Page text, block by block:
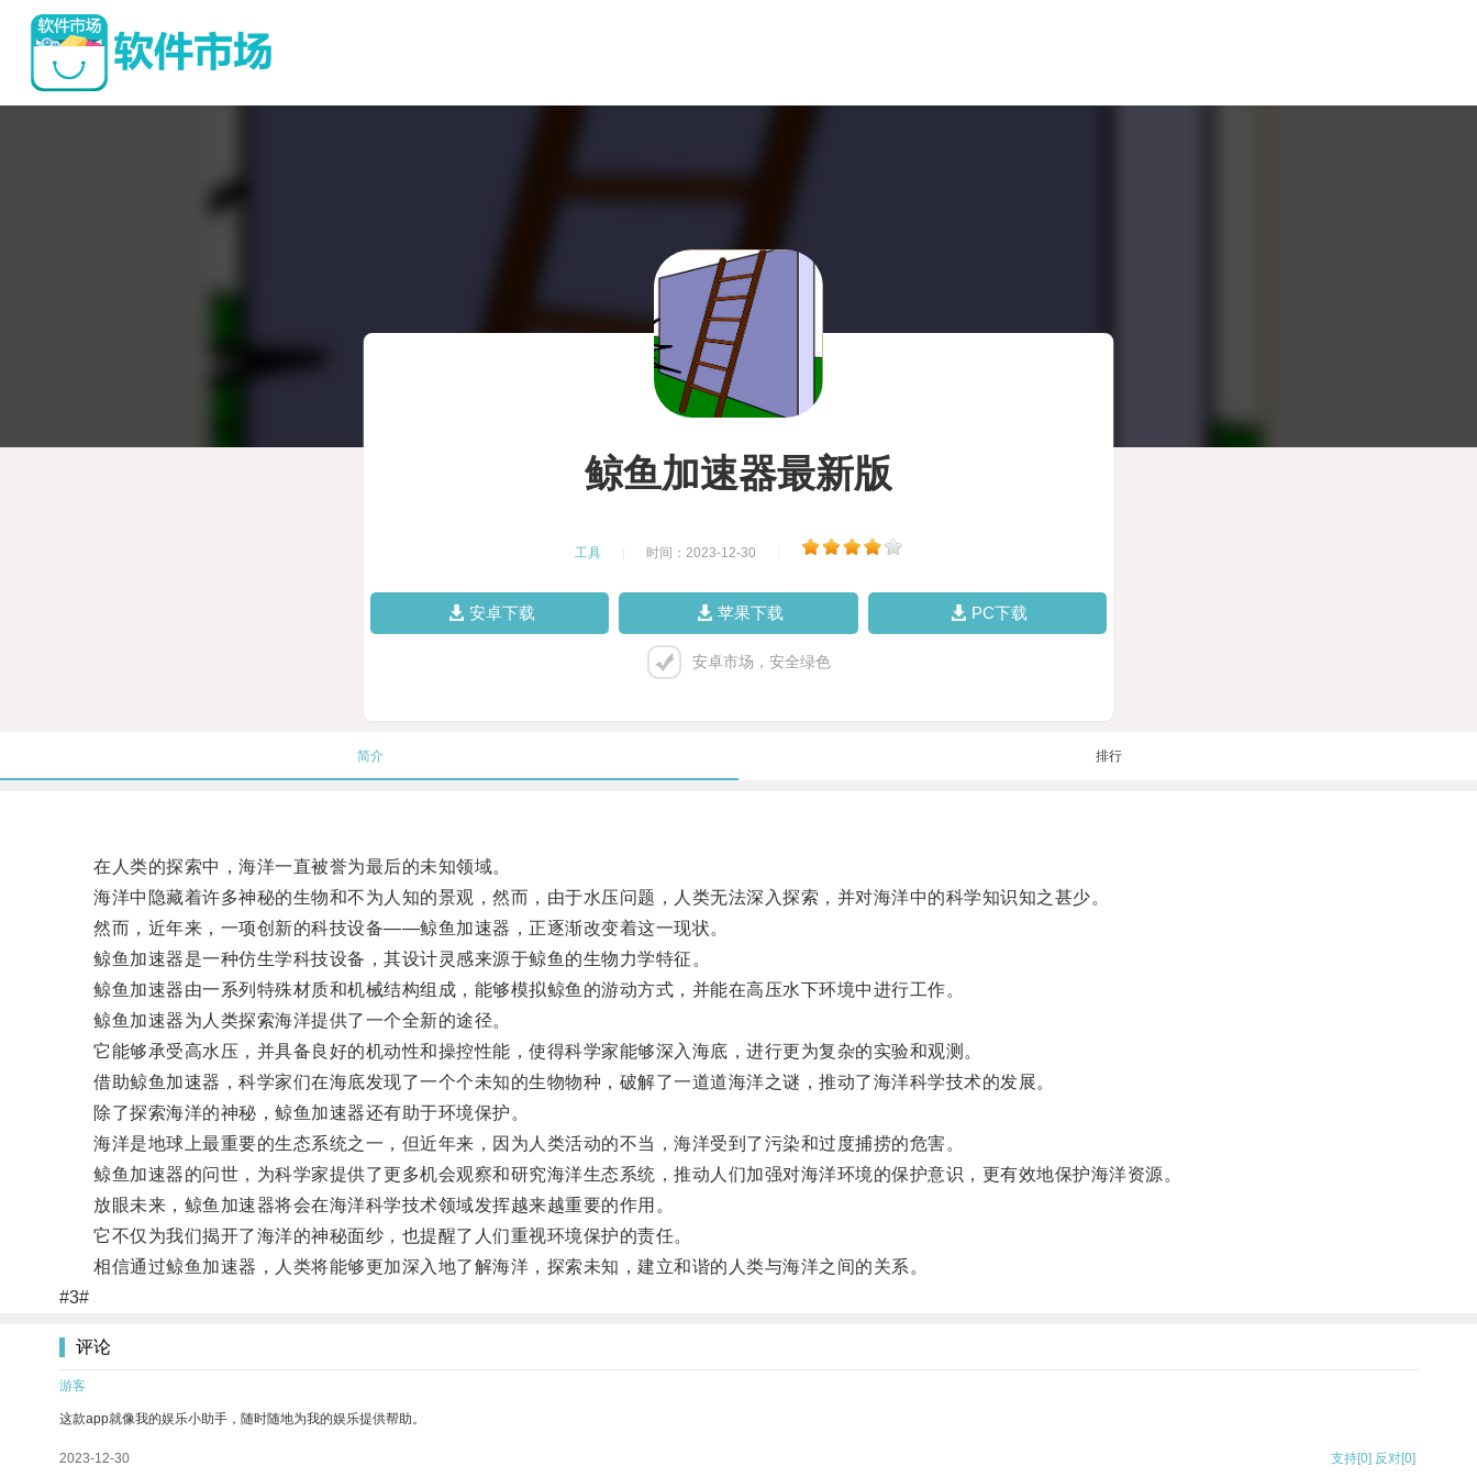
鲸鱼加速器最新版
工具 时间：2023-12-30
安卓下载 苹果下载 PC下载
安卓市场，安全绿色
简介 排行
在人类的探索中，海洋一直被誉为最后的未知领域。
海洋中隐藏着许多神秘的生物和不为人知的景观，然而，由于水压问题，人类无法深入探索，并对海洋中的科学知识知之甚少。
然而，近年来，一项创新的科技设备——鲸鱼加速器，正逐渐改变着这一现状。
鲸鱼加速器是一种仿生学科技设备，其设计灵感来源于鲸鱼的生物力学特征。
鲸鱼加速器由一系列特殊材质和机械结构组成，能够模拟鲸鱼的游动方式，并能在高压水下环境中进行工作。
鲸鱼加速器为人类探索海洋提供了一个全新的途径。
它能够承受高水压，并具备良好的机动性和操控性能，使得科学家能够深入海底，进行更为复杂的实验和观测。
借助鲸鱼加速器，科学家们在海底发现了一个个未知的生物物种，破解了一道道海洋之谜，推动了海洋科学技术的发展。
除了探索海洋的神秘，鲸鱼加速器还有助于环境保护。
海洋是地球上最重要的生态系统之一，但近年来，因为人类活动的不当，海洋受到了污染和过度捕捞的危害。
鲸鱼加速器的问世，为科学家提供了更多机会观察和研究海洋生态系统，推动人们加强对海洋环境的保护意识，更有效地保护海洋资源。
放眼未来，鲸鱼加速器将会在海洋科学技术领域发挥越来越重要的作用。
它不仅为我们揭开了海洋的神秘面纱，也提醒了人们重视环境保护的责任。
相信通过鲸鱼加速器，人类将能够更加深入地了解海洋，探索未知，建立和谐的人类与海洋之间的关系。
#3#
评论
游客
这款app就像我的娱乐小助手，随时随地为我的娱乐提供帮助。
2023-12-30 支持[0] 反对[0]